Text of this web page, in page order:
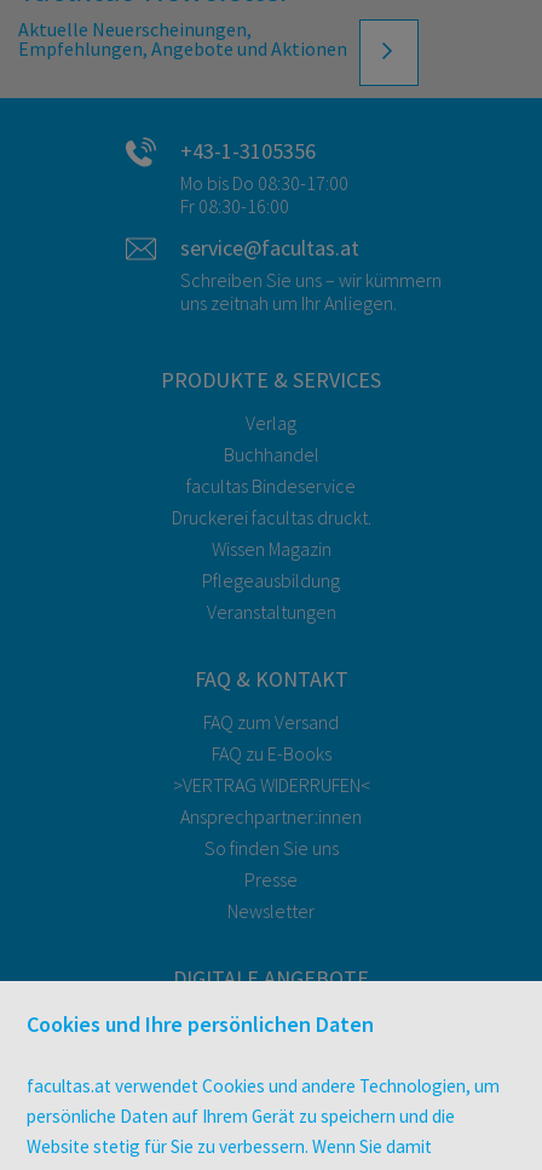
Aktuelle Neuerscheinungen,
Empfehlungen, Angebote und Aktionen
+43-1-3105356
Mo bis Do 08:30-17:00
Fr 08:30-16:00
service@facultas.at
Schreiben Sie uns – wir kümmern
uns zeitnah um Ihr Anliegen.
PRODUKTE & SERVICES
Verlag
Buchhandel
facultas Bindeservice
Druckerei facultas druckt.
Wissen Magazin
Pflegeausbildung
Veranstaltungen
FAQ & KONTAKT
FAQ zum Versand
FAQ zu E-Books
>VERTRAG WIDERRUFEN<
Ansprechpartner:innen
So finden Sie uns
Presse
Newsletter
DIGITALE ANGEBOTE
Überblick
utb elibrary
E-Books
facultas Club
Cookies und Ihre persönlichen Daten
facultas.at verwendet Cookies und andere Technologien, um
persönliche Daten auf Ihrem Gerät zu speichern und die
Website stetig für Sie zu verbessern. Wenn Sie damit